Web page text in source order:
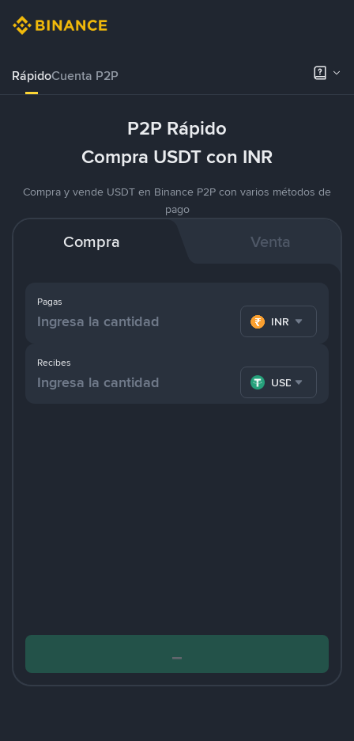
RápidoCuenta P2P
P2P Rápido
Compra USDT con INR
Compra y vende USDT en Binance P2P con varios métodos de
pago
Compra Venta
Pagas
INR
Recibes
USDT